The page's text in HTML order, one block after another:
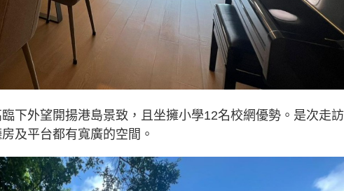
下外望開揚港島景致，且坐擁小學12名校網優勢。是次走訪
及平台都有寬廣的空間。